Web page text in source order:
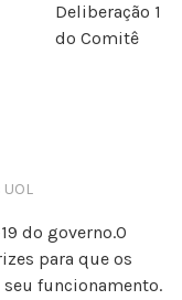
Deliberação 1
do Comitê
do governo.O
para que os
funcionamento.